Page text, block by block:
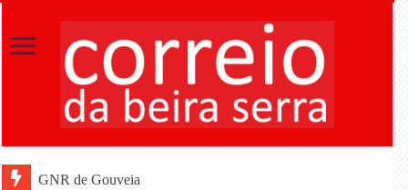
GNR de Gouveia desmantelou alegada rede de furtos